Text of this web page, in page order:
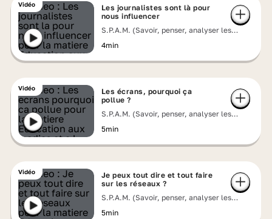
Vidéo
Les journalistes sont là pour
nous influencer
S.P.A.M. (Savoir, penser, analyser les
4min
Vidéo
Les écrans, pourquoi ça
pollue ?
S.P.A.M. (Savoir, penser, analyser les
5min
Vidéo
Je peux tout dire et tout faire
sur les réseaux ?
S.P.A.M. (Savoir, penser, analyser les
5min